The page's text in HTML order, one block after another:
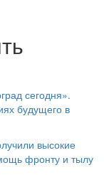
сегодня».
будущего в
высокие
фронту и тылу